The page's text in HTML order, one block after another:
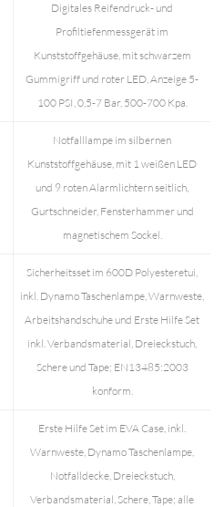
Digitales Reifendruck- und
Profiltiefenmessgerät im
Kunststoffgehäuse, mit schwarzem
Gummigriff und roter LED, Anzeige 5-
100 PSI, 0,5-7 Bar, 500-700 Kpa.
Notfalllampe im silbernen
Kunststoffgehäuse, mit 1 weißen LED
und 9 roten Alarmlichtern seitlich,
Gurtschneider, Fensterhammer und
magnetischem Sockel.
Sicherheitsset im 600D Polyesteretui,
inkl. Dynamo Taschenlampe, Warnweste,
Arbeitshandschuhe und Erste Hilfe Set
inkl. Verbandsmaterial, Dreieckstuch,
Schere und Tape; EN13485:2003
konform.
Erste Hilfe Set im EVA Case, inkl.
Warnweste, Dynamo Taschenlampe,
Notfalldecke, Dreieckstuch,
Verbandsmaterial, Schere, Tape; alle